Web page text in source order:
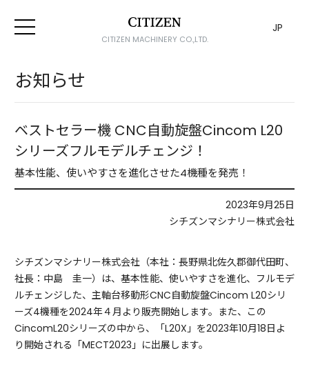
CITIZEN MACHINERY CO.,LTD.
JP
お知らせ
ベストセラー機 CNC自動旋盤Cincom L20
シリーズフルモデルチェンジ！
基本性能、使いやすさを進化させた4機種を発売！
2023年9月25日
シチズンマシナリー株式会社
シチズンマシナリー株式会社（本社：長野県北佐久郡御代田町、
社長：中島 圭一）は、基本性能、使いやすさを進化、フルモデ
ルチェンジした、主軸台移動形CNC自動旋盤Cincom L20シリ
ーズ4機種を2024年４月より販売開始します。また、この
CincomL20シリーズの中から、「L20X」を2023年10月18日よ
り開始される「MECT2023」に出展します。